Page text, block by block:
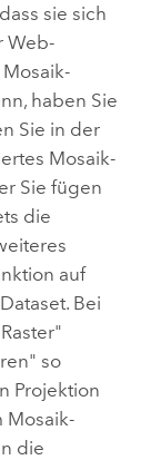
sie sich
Web-
haben Sie
Sie in der
Mosaik-
Sie fügen
die
auf
Bei
so
Projektion
Mosaik-
die